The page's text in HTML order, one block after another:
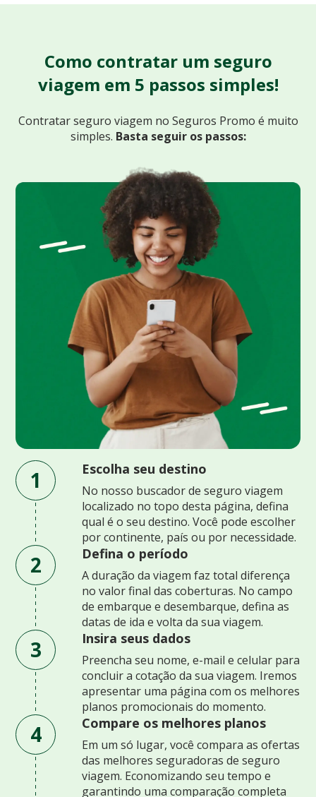
Como contratar um seguro
viagem em 5 passos simples!
Contratar seguro viagem no Seguros Promo é muito
simples. Basta seguir os passos:
1 Escolha seu destino
No nosso buscador de seguro viagem
localizado no topo desta página, defina
qual é o seu destino. Você pode escolher
por continente, país ou por necessidade.
2 Defina o período
A duração da viagem faz total diferença
no valor final das coberturas. No campo
de embarque e desembarque, defina as
datas de ida e volta da sua viagem.
3 Insira seus dados
Preencha seu nome, e-mail e celular para
concluir a cotação da sua viagem. Iremos
apresentar uma página com os melhores
planos promocionais do momento.
4 Compare os melhores planos
Em um só lugar, você compara as ofertas
das melhores seguradoras de seguro
viagem. Economizando seu tempo e
garantindo uma comparação completa